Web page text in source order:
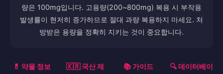
량은 100mg입니다. 고용량(200~800mg) 복용 시 부작용
발생률이 현저히 증가하므로 절대 과량 복용하지 마세요. 처
방받은 용량을 정확히 지키는 것이 중요합니다.
💊 약물 정보
🇰🇷 국산 제
📚 가이드
🔍 데이터베이